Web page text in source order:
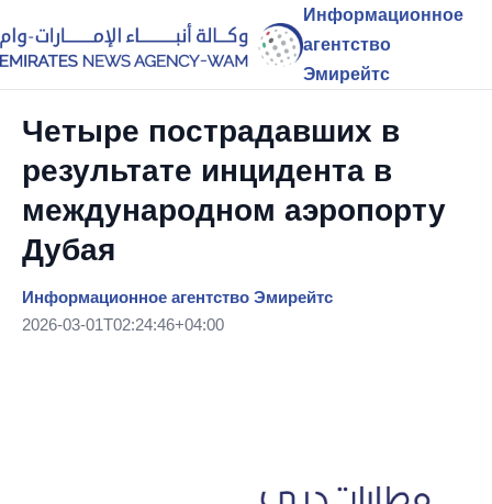
Информационное
агентство
Эмирейтс
Четыре пострадавших в
результате инцидента в
международном аэропорту
Дубая
Информационное агентство Эмирейтс
2026-03-01T02:24:46+04:00